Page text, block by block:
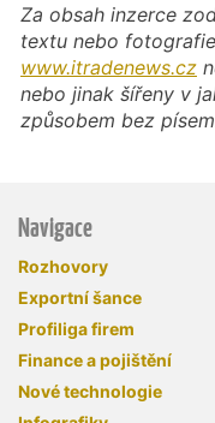
Za obsah inzerce
textu nebo
www.itradenews.cz
nebo jinak šířeny v
způsobem bez
Navigace
Rozhovory
Exportní šance
Profiliga firem
Finance a pojištění
Nové technologie